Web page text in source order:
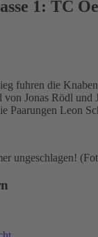
1: TC
fuhren die
von Jonas Rödl
Paarungen Leon
ungeschlagen!